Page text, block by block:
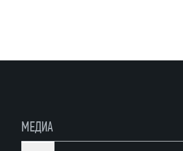
МЕДИА